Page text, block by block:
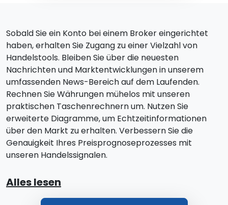
Sobald Sie ein Konto bei einem Broker eingerichtet
haben, erhalten Sie Zugang zu einer Vielzahl von
Handelstools. Bleiben Sie über die neuesten
Nachrichten und Marktentwicklungen in unserem
umfassenden News-Bereich auf dem Laufenden.
Rechnen Sie Währungen mühelos mit unseren
praktischen Taschenrechnern um. Nutzen Sie
erweiterte Diagramme, um Echtzeitinformationen
über den Markt zu erhalten. Verbessern Sie die
Genauigkeit Ihres Preisprognoseprozesses mit
unseren Handelssignalen.
Alles lesen